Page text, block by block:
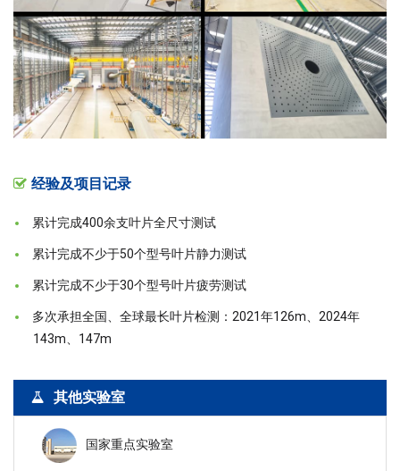
经验及项目记录
累计完成400余支叶片全尺寸测试
累计完成不少于50个型号叶片静力测试
累计完成不少于30个型号叶片疲劳测试
多次承担全国、全球最长叶片检测：2021年126m、2024年
143m、147m
其他实验室
国家重点实验室